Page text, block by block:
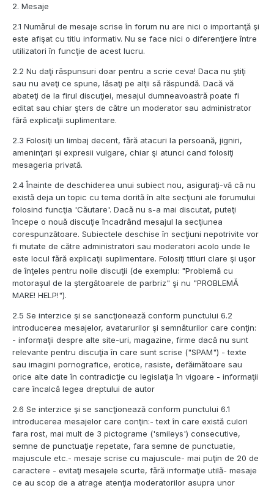
2. Mesaje
2.1 Numărul de mesaje scrise în forum nu are nici o importanţă şi
este afişat cu titlu informativ. Nu se face nici o diferenţiere între
utilizatori în funcţie de acest lucru.
2.2 Nu daţi răspunsuri doar pentru a scrie ceva! Daca nu ştiţi
sau nu aveţi ce spune, lăsaţi pe alţii să răspundă. Dacă vă
abateţi de la firul discuţiei, mesajul dumneavoastră poate fi
editat sau chiar şters de către un moderator sau administrator
fără explicaţii suplimentare.
2.3 Folosiţi un limbaj decent, fără atacuri la persoană, jigniri,
ameninţari şi expresii vulgare, chiar şi atunci cand folosiţi
mesageria privată.
2.4 Înainte de deschiderea unui subiect nou, asiguraţi-vă că nu
există deja un topic cu tema dorită în alte secţiuni ale forumului
folosind funcţia 'Căutare'. Dacă nu s-a mai discutat, puteţi
începe o nouă discuţie încadrând mesajul la secţiunea
corespunzătoare. Subiectele deschise în secţiuni nepotrivite vor
fi mutate de către administratori sau moderatori acolo unde le
este locul fără explicaţii suplimentare. Folosiţi titluri clare şi uşor
de înţeles pentru noile discuţii (de exemplu: "Problemă cu
motoraşul de la ştergătoarele de parbriz" şi nu "PROBLEMĂ
MARE! HELP!").
2.5 Se interzice şi se sancţionează conform punctului 6.2
introducerea mesajelor, avatarurilor şi semnăturilor care conţin:
- informaţii despre alte site-uri, magazine, firme dacă nu sunt
relevante pentru discuţia în care sunt scrise ("SPAM") - texte
sau imagini pornografice, erotice, rasiste, defăimătoare sau
orice alte date în contradicţie cu legislaţia în vigoare - informaţii
care încalcă legea dreptului de autor
2.6 Se interzice şi se sancţionează conform punctului 6.1
introducerea mesajelor care conţin:- text în care există culori
fara rost, mai mult de 3 pictograme ('smileys') consecutive,
semne de punctuaţie repetate, fara semne de punctuatie,
majuscule etc.- mesaje scrise cu majuscule- mai puţin de 20 de
caractere - evitaţi mesajele scurte, fără informaţie utilă- mesaje
ce au scop de a atrage atenţia moderatorilor asupra unor